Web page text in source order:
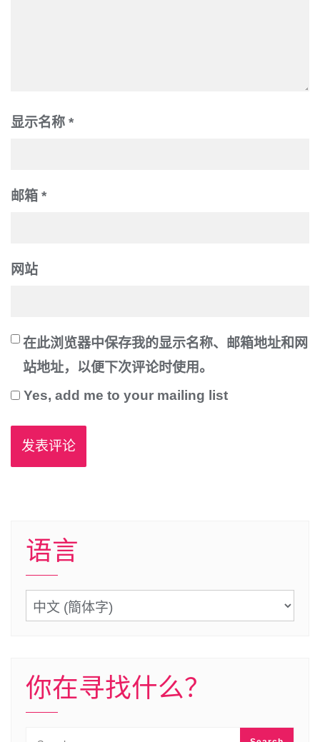
显示名称 *
邮箱 *
网站
在此浏览器中保存我的显示名称、邮箱地址和网
站地址，以便下次评论时使用。
Yes, add me to your mailing list
语言
语
言
你在寻找什么？